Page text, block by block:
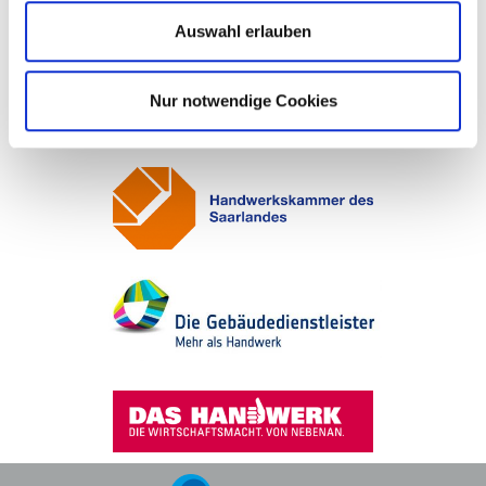
Auswahl erlauben
Nur notwendige Cookies
unsere Kunden